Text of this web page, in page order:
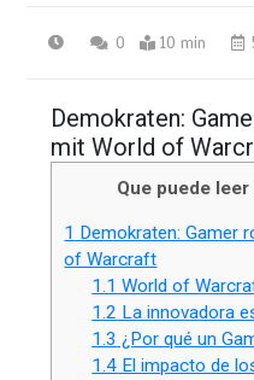
0 10 min
Demokraten:
mit World of
Que puede
1 Demokraten: Gamer
of Warcraft
1.1 World of
1.2 La innovadora
1.3 ¿Por qué un
1.4 El impacto de